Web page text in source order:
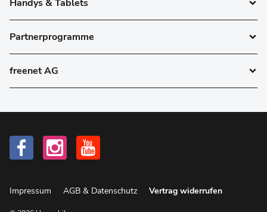
Handys & Tablets
Partnerprogramme
freenet AG
Impressum AGB & Datenschutz Vertrag widerrufen